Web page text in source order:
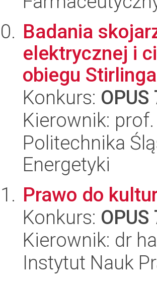
Badania
elektrycznej i
obiegu
Konkurs: OPUS
Kierownik:
Politechnika
Energetyki
Prawo do
Konkurs: OPUS
Kierownik: dr
Instytut Nauk